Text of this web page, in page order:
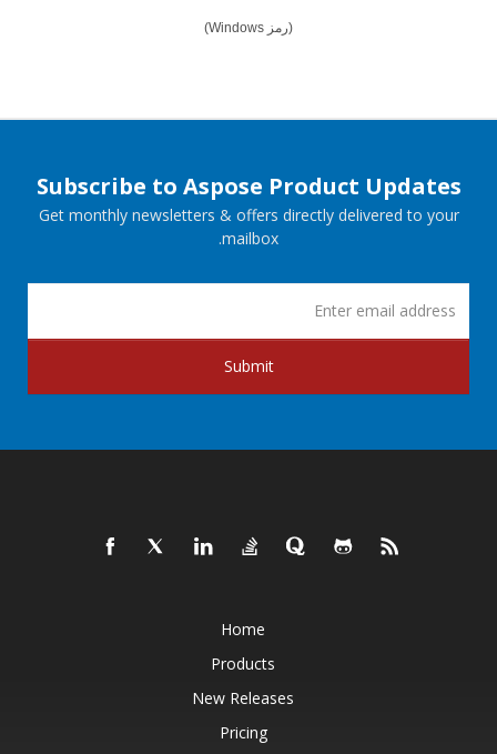
(رمز Windows)
Subscribe to Aspose Product Updates
Get monthly newsletters & offers directly delivered to your
mailbox.
Submit
Home
Products
New Releases
Pricing